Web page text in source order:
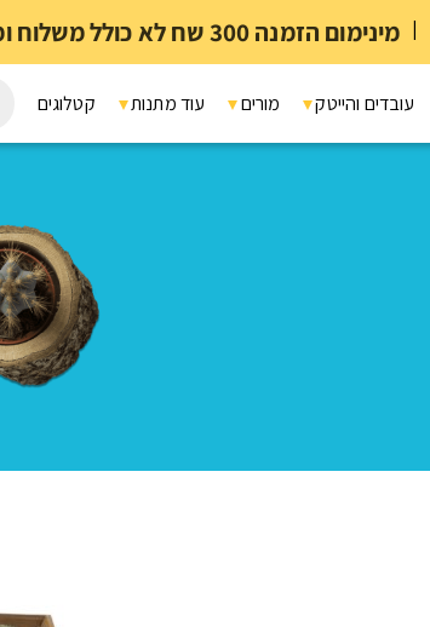
| מינימום הזמנה 300 שח לא כולל משלוח ומיתוג
עובדים והייטק מורים עוד מתנות קטלוגים